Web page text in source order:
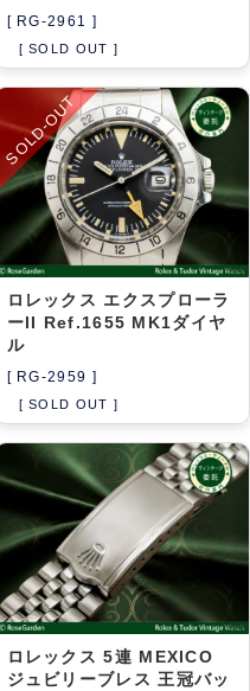
[ RG-2961 ]
[ SOLD OUT ]
SOLD-OUT
ロレックス エクスプローラ
ーII Ref.1655 MK1ダイヤ
ル
[ RG-2959 ]
[ SOLD OUT ]
ロレックス 5連 MEXICO
ジュビリーブレス 王冠バッ